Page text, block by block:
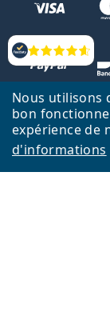
Nous utilisons
bon
expérience de
d'informations
Évaluation
Retour à la